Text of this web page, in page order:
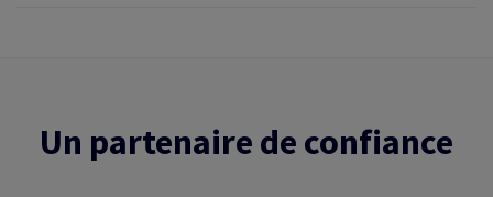
Un partenaire de confiance